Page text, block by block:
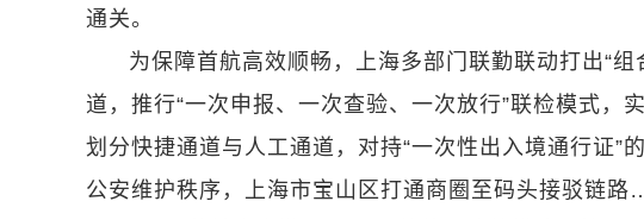
通关。
为保障首航高效顺畅，上海多部门联勤联动打出“
道，推行“一次申报、一次查验、一次放行”联检模式，
划分快捷通道与人工通道，对持“一次性出入境通行证”
公安维护秩序，上海市宝山区打通商圈至码头接驳链